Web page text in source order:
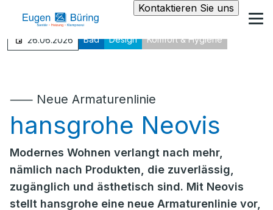
Kontaktieren Sie uns
26.06.2026 Bad Design Komfort & Hygiene
⸺ Neue Armaturenlinie
hansgrohe Neovis
Modernes Wohnen verlangt nach mehr,
nämlich nach Produkten, die zuverlässig,
zugänglich und ästhetisch sind. Mit Neovis
stellt hansgrohe eine neue Armaturenlinie vor,